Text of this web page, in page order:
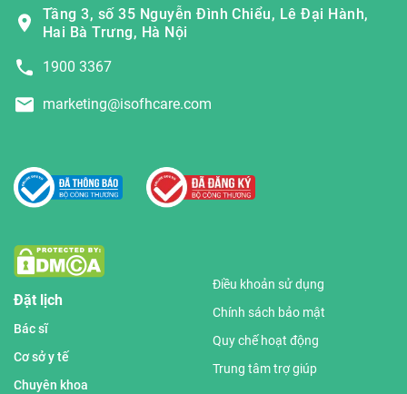
Tầng 3, số 35 Nguyễn Đình Chiểu, Lê Đại Hành,
Hai Bà Trưng, Hà Nội
1900 3367
marketing@isofhcare.com
Đặt lịch
Bác sĩ
Cơ sở y tế
Chuyên khoa
Điều khoản sử dụng
Chính sách bảo mật
Quy chế hoạt động
Trung tâm trợ giúp